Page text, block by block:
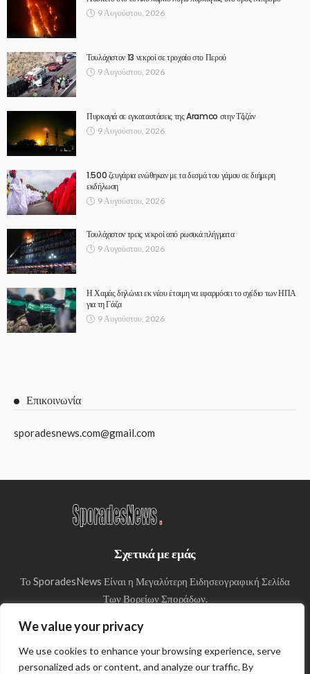
We value your privacy
We use cookies to enhance your browsing experience, serve
personalized ads or content, and analyze our traffic. By
9 Αυγούστου, 2026
Τουλάχιστον 13 νεκροί σε τροχαίο στο Περού
9 Αυγούστου, 2026
Πυρκαγιά σε εγκαταστάσεις της Aramco στην Τζιζάν
9 Αυγούστου, 2026
1.500 ζευγάρια ενώθηκαν με τα δεσμά του γάμου σε διήμερη
εκδήλωση
9 Αυγούστου, 2026
Τουλάχιστον τρεις νεκροί από ρωσικά πλήγματα
9 Αυγούστου, 2026
Η Χαμάς δηλώνει εκ νέου έτοιμη να εφαρμόσει το σχέδιο των ΗΠΑ
για τη Γάζα
9 Αυγούστου, 2026
Επικοινωνία
sporadesnews.com@gmail.com
Σχετικά με εμάς
Το SporadesNews Είναι η Μεγαλύτερη Ειδησεογραφική Σελίδα
Των Βορείων Σποράδων.